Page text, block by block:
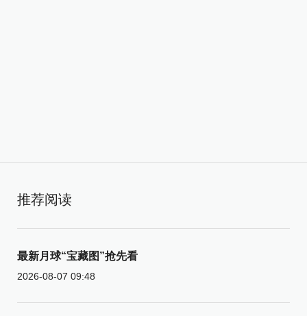
推荐阅读
最新月球“宝藏图”抢先看
2026-08-07 09:48